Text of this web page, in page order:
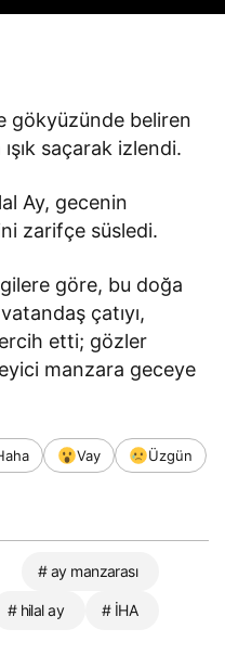
gökyüzünde beliren
saçarak izlendi.
Ay, gecenin
zarifçe süsledi.
göre, bu doğa
çatıyı,
etti; gözler
manzara geceye
Vay
Üzgün
# ay manzarası
# hilal ay # İHA